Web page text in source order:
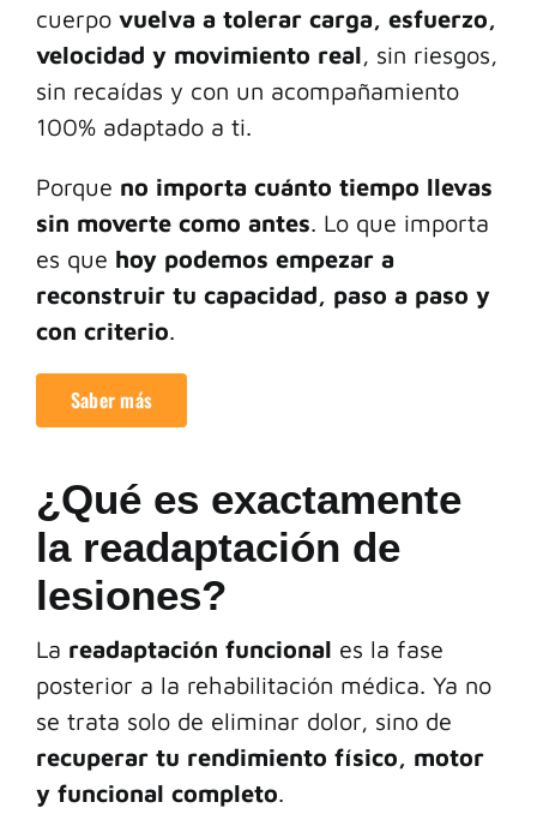
cuerpo vuelva a tolerar carga, esfuerzo,
velocidad y movimiento real, sin riesgos,
sin recaídas y con un acompañamiento
100% adaptado a ti.
Porque no importa cuánto tiempo llevas
sin moverte como antes. Lo que importa
es que hoy podemos empezar a
reconstruir tu capacidad, paso a paso y
con criterio.
Saber más
¿Qué es exactamente
la readaptación de
lesiones?
La readaptación funcional es la fase
posterior a la rehabilitación médica. Ya no
se trata solo de eliminar dolor, sino de
recuperar tu rendimiento físico, motor
y funcional completo.